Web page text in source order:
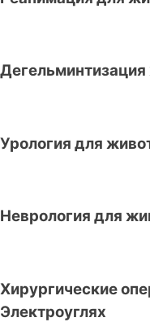
Урология для
Неврология для
Хирургические
Электроуглях